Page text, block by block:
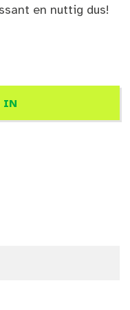
en nuttig dus!
IN